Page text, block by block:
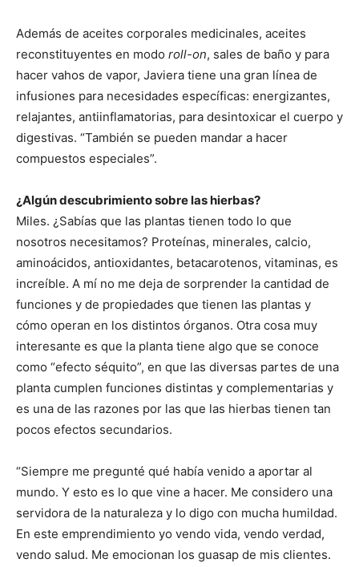
Además de aceites corporales medicinales, aceites
reconstituyentes en modo roll-on, sales de baño y para
hacer vahos de vapor, Javiera tiene una gran línea de
infusiones para necesidades específicas: energizantes,
relajantes, antiinflamatorias, para desintoxicar el cuerpo y
digestivas. “También se pueden mandar a hacer
compuestos especiales”.
¿Algún descubrimiento sobre las hierbas?
Miles. ¿Sabías que las plantas tienen todo lo que
nosotros necesitamos? Proteínas, minerales, calcio,
aminoácidos, antioxidantes, betacarotenos, vitaminas, es
increíble. A mí no me deja de sorprender la cantidad de
funciones y de propiedades que tienen las plantas y
cómo operan en los distintos órganos. Otra cosa muy
interesante es que la planta tiene algo que se conoce
como “efecto séquito”, en que las diversas partes de una
planta cumplen funciones distintas y complementarias y
es una de las razones por las que las hierbas tienen tan
pocos efectos secundarios.
“Siempre me pregunté qué había venido a aportar al
mundo. Y esto es lo que vine a hacer. Me considero una
servidora de la naturaleza y lo digo con mucha humildad.
En este emprendimiento yo vendo vida, vendo verdad,
vendo salud. Me emocionan los guasap de mis clientes.